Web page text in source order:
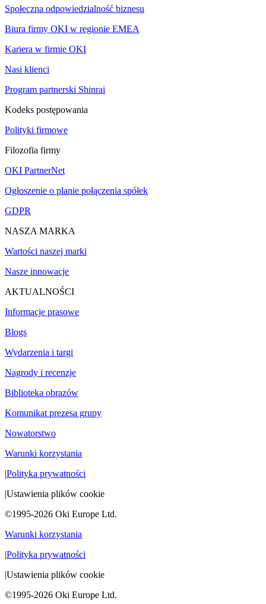
Społeczna odpowiedzialność biznesu
Biura firmy OKI w regionie EMEA
Kariera w firmie OKI
Nasi klienci
Program partnerski Shinrai
Kodeks postępowania
Polityki firmowe
Filozofia firmy
OKI PartnerNet
Ogłoszenie o planie połączenia spółek
GDPR
NASZA MARKA
Wartości naszej marki
Nasze innowacje
AKTUALNOŚCI
Informacje prasowe
Blogs
Wydarzenia i targi
Nagrody i recenzje
Biblioteka obrazów
Komunikat prezesa grupy
Nowatorstwo
Warunki korzystania
|Polityka prywatności
|Ustawienia plików cookie
©1995-2026 Oki Europe Ltd.
Warunki korzystania
|Polityka prywatności
|Ustawienia plików cookie
©1995-2026 Oki Europe Ltd.